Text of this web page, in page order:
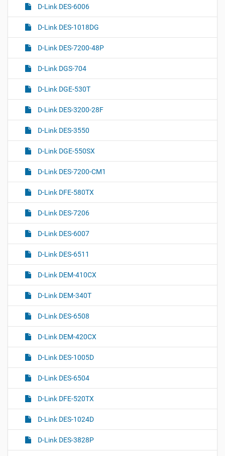
D-Link DES-6006
D-Link DES-1018DG
D-Link DES-7200-48P
D-Link DGS-704
D-Link DGE-530T
D-Link DES-3200-28F
D-Link DES-3550
D-Link DGE-550SX
D-Link DES-7200-CM1
D-Link DFE-580TX
D-Link DES-7206
D-Link DES-6007
D-Link DES-6511
D-Link DEM-410CX
D-Link DEM-340T
D-Link DES-6508
D-Link DEM-420CX
D-Link DES-1005D
D-Link DES-6504
D-Link DFE-520TX
D-Link DES-1024D
D-Link DES-3828P